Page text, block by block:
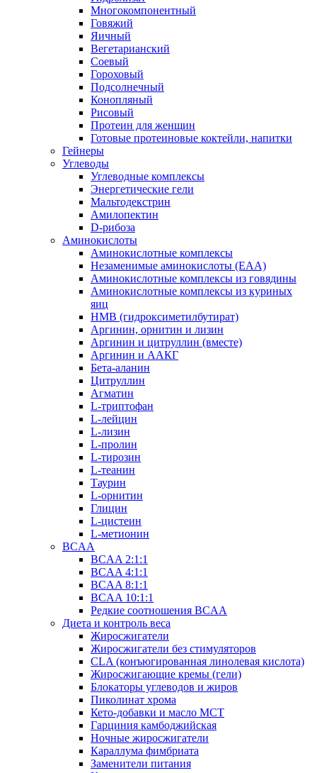
Многокомпонентный
Говяжий
Яичный
Вегетарианский
Соевый
Гороховый
Подсолнечный
Конопляный
Рисовый
Протеин для женщин
Готовые протеиновые коктейли, напитки
Гейнеры
Углеводы
Углеводные комплексы
Энергетические гели
Мальтодекстрин
Амилопектин
D-рибоза
Аминокислоты
Аминокислотные комплексы
Незаменимые аминокислоты (EAA)
Аминокислотные комплексы из говядины
Аминокислотные комплексы из куриных
яиц
HMB (гидроксиметилбутират)
Аргинин, орнитин и лизин
Аргинин и цитруллин (вместе)
Аргинин и ААКГ
Бета-аланин
Цитруллин
Агматин
L-триптофан
L-лейцин
L-лизин
L-пролин
L-тирозин
L-теанин
Таурин
L-орнитин
Глицин
L-цистеин
L-метионин
BCAA
BCAA 2:1:1
BCAA 4:1:1
BCAA 8:1:1
BCAA 10:1:1
Редкие соотношения BCAA
Диета и контроль веса
Жиросжигатели
Жиросжигатели без стимуляторов
CLA (конъюгированная линолевая кислота)
Жиросжигающие кремы (гели)
Блокаторы углеводов и жиров
Пиколинат хрома
Кето-добавки и масло МСТ
Гарциния камбоджийская
Ночные жиросжигатели
Караллума фимбриата
Заменители питания